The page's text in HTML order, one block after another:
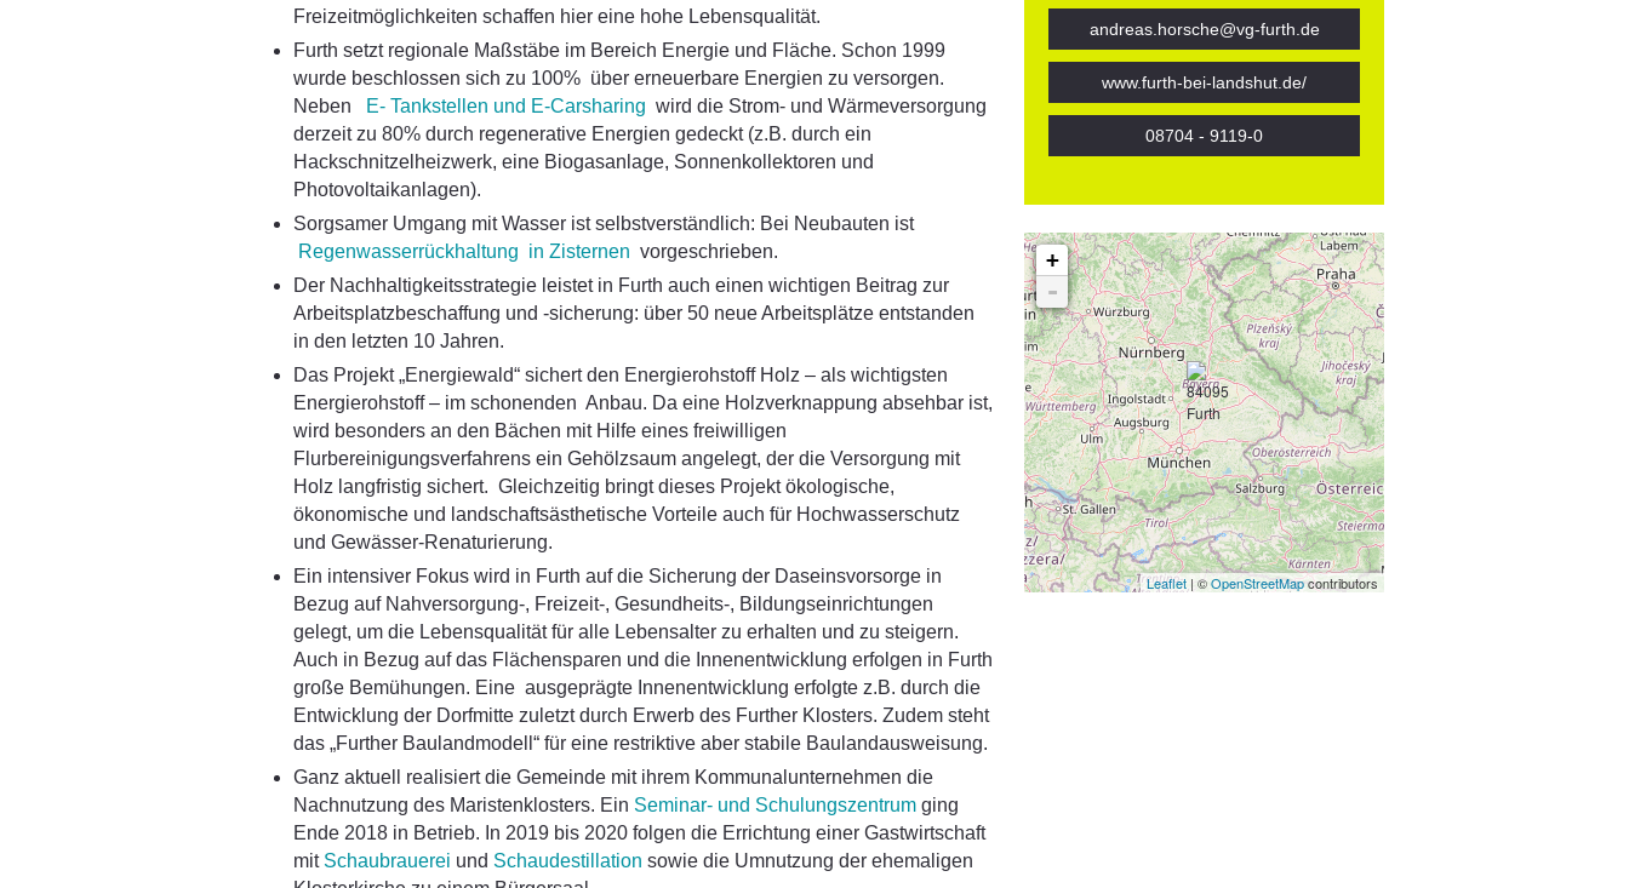
Freizeitmöglichkeiten schaffen hier eine hohe Lebensqualität.
Furth setzt regionale Maßstäbe im Bereich Energie und Fläche. Schon 1999
wurde beschlossen sich zu 100% über erneuerbare Energien zu versorgen.
Neben
E- Tankstellen und E-Carsharing wird die Strom- und Wärmeversorgung
derzeit zu 80% durch regenerative Energien gedeckt (z.B. durch ein
Hackschnitzelheizwerk, eine Biogasanlage, Sonnenkollektoren und
Photovoltaikanlagen).
Sorgsamer Umgang mit Wasser ist selbstverständlich: Bei Neubauten ist
Regenwasserrückhaltung in Zisternen vorgeschrieben.
Der Nachhaltigkeitsstrategie leistet in Furth auch einen wichtigen Beitrag zur
Arbeitsplatzbeschaffung und -sicherung: über 50 neue Arbeitsplätze entstanden
in den letzten 10 Jahren.
Das Projekt „Energiewald“ sichert den Energierohstoff Holz – als wichtigsten
Energierohstoff – im schonenden Anbau. Da eine Holzverknappung absehbar ist,
wird besonders an den Bächen mit Hilfe eines freiwilligen
Flurbereinigungsverfahrens ein Gehölzsaum angelegt, der die Versorgung mit
Holz langfristig sichert. Gleichzeitig bringt dieses Projekt ökologische,
ökonomische und landschaftsästhetische Vorteile auch für Hochwasserschutz
und Gewässer-Renaturierung.
Ein intensiver Fokus wird in Furth auf die Sicherung der Daseinsvorsorge in
Bezug auf Nahversorgung-, Freizeit-, Gesundheits-, Bildungseinrichtungen
gelegt, um die Lebensqualität für alle Lebensalter zu erhalten und zu steigern.
Auch in Bezug auf das Flächensparen und die Innenentwicklung erfolgen in Furth
große Bemühungen. Eine ausgeprägte Innenentwicklung erfolgte z.B. durch die
Entwicklung der Dorfmitte zuletzt durch Erwerb des Further Klosters. Zudem steht
das „Further Baulandmodell“ für eine restriktive aber stabile Baulandausweisung.
Ganz aktuell realisiert die Gemeinde mit ihrem Kommunalunternehmen die
Nachnutzung des Maristenklosters. Ein Seminar- und Schulungszentrum ging
Ende 2018 in Betrieb. In 2019 bis 2020 folgen die Errichtung einer Gastwirtschaft
mit Schaubrauerei und Schaudestillation sowie die Umnutzung der ehemaligen
andreas.horsche@vg-furth.de
www.furth-bei-landshut.de/
08704 - 9119-0
+
-
Leaflet| ©OpenStreetMapcontributors